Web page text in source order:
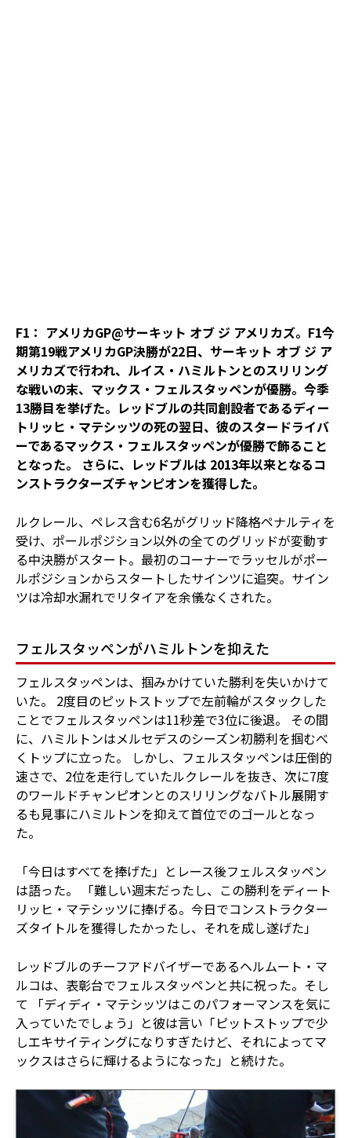
F1： アメリカGP@サーキット オブ ジ アメリカズ。F1今
期第19戦アメリカGP決勝が22日、サーキット オブ ジ ア
メリカズで行われ、ルイス・ハミルトンとのスリリング
な戦いの末、マックス・フェルスタッペンが優勝。今季
13勝目を挙げた。レッドブルの共同創設者であるディー
トリッヒ・マテシッツの死の翌日、彼のスタードライバ
ーであるマックス・フェルスタッペンが優勝で飾ること
となった。 さらに、レッドブルは 2013年以来となるコ
ンストラクターズチャンピオンを獲得した。
ルクレール、ペレス含む6名がグリッド降格ペナルティを
受け、ポールポジション以外の全てのグリッドが変動す
る中決勝がスタート。最初のコーナーでラッセルがポー
ルポジションからスタートしたサインツに追突。サイン
ツは冷却水漏れでリタイアを余儀なくされた。
フェルスタッペンがハミルトンを抑えた
フェルスタッペンは、掴みかけていた勝利を失いかけて
いた。 2度目のピットストップで左前輪がスタックした
ことでフェルスタッペンは11秒差で3位に後退。 その間
に、ハミルトンはメルセデスのシーズン初勝利を掴むべ
くトップに立った。 しかし、フェルスタッペンは圧倒的
速さで、2位を走行していたルクレールを抜き、次に7度
のワールドチャンピオンとのスリリングなバトル展開す
るも見事にハミルトンを抑えて首位でのゴールとなっ
た。
「今日はすべてを捧げた」とレース後フェルスタッペン
は語った。 「難しい週末だったし、この勝利をディート
リッヒ・マテシッツに捧げる。今日でコンストラクター
ズタイトルを獲得したかったし、それを成し遂げた」
レッドブルのチーフアドバイザーであるヘルムート・マ
ルコは、表彰台でフェルスタッペンと共に祝った。そし
て 「ディディ・マテシッツはこのパフォーマンスを気に
入っていたでしょう」と彼は言い「ピットストップで少
しエキサイティングになりすぎたけど、それによってマ
ックスはさらに輝けるようになった」と続けた。